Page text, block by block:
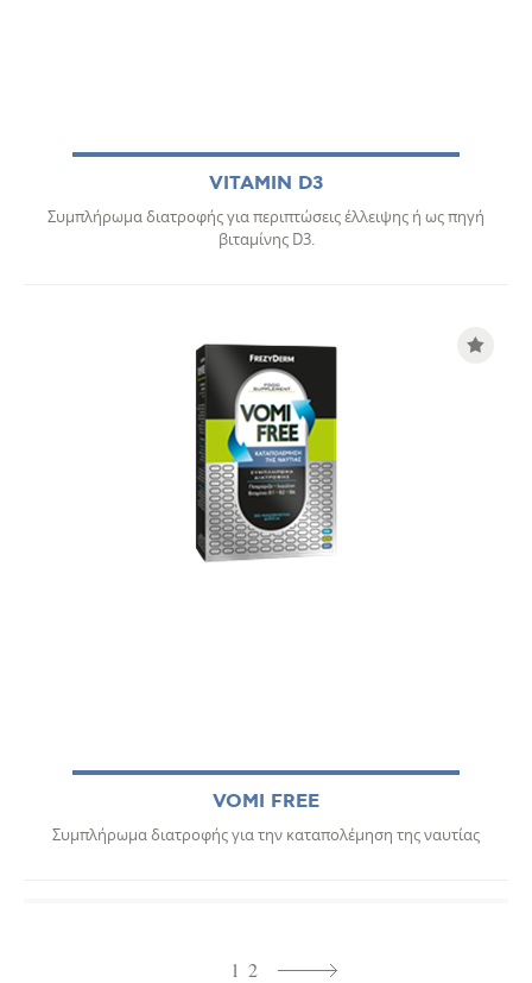
VITAMIN D3
Συμπλήρωμα διατροφής για περιπτώσεις έλλειψης ή ως πηγή
βιταμίνης D3.
VOMI FREE
Συμπλήρωμα διατροφής για την καταπολέμηση της ναυτίας
1 2